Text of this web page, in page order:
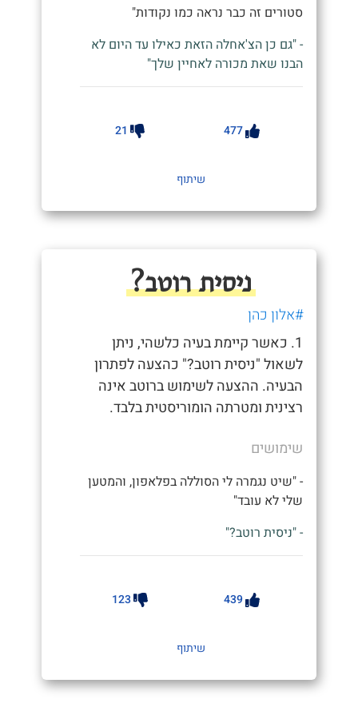
סטורים זה כבר נראה כמו נקודות"
- "גם כן הצ'אחלה הזאת כאילו עד היום לא
הבנו שאת מכורה לאחיין שלך"
477
21
שיתוף
ניסית רוטב?
#אלון כהן
1. כאשר קיימת בעיה כלשהי, ניתן
לשאול "ניסית רוטב?" כהצעה לפתרון
הבעיה. ההצעה לשימוש ברוטב אינה
רצינית ומטרתה הומוריסטית בלבד.
שימושים
- "שיט נגמרה לי הסוללה בפלאפון, והמטען
שלי לא עובד"
- "ניסית רוטב?"
439
123
שיתוף